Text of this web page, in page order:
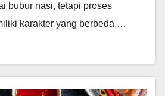
bubur nasi, tetapi proses
karakter yang berbeda.…